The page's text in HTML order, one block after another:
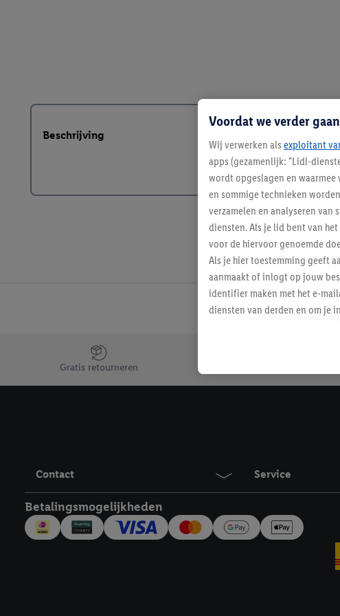
Beschrijving
Jouw voordelen bij ons als Lidl webshop klant
Gratis retourneren
Contact Service
Betalingsmogelijkheden
Voordat we verder
Wij verwerken als exploitant
apps (gezamenlijk: "Lidl-
wordt opgeslagen en
en sommige technieken
verzamelen en analyseren
diensten. Als je lid bent van
voor de hiervoor genoemde
Als je hier toestemming geeft
aanmaakt of inlogt op jouw
identifier maken met het e-
diensten van derden en om je
Als je hiervoor toestemming
eerder interesse hebt
Lidl-diensten worden
mailadres en met eventuele
verwerkingsdoeleinden je
Door te klikken op
Door op "Akkoord" te klikken,
inclusief over de
over de cookies die wij